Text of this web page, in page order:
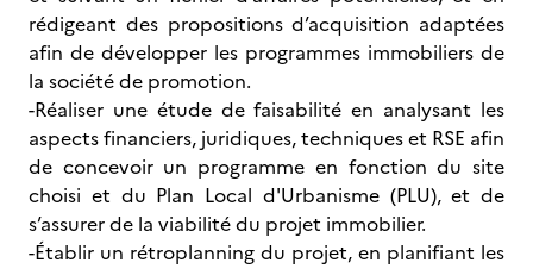
rédigeant des propositions d’acquisition adaptées
afin de développer les programmes immobiliers de
la société de promotion.
-Réaliser une étude de faisabilité en analysant les
aspects financiers, juridiques, techniques et RSE afin
de concevoir un programme en fonction du site
choisi et du Plan Local d'Urbanisme (PLU), et de
s’assurer de la viabilité du projet immobilier.
-Établir un rétroplanning du projet, en planifiant les